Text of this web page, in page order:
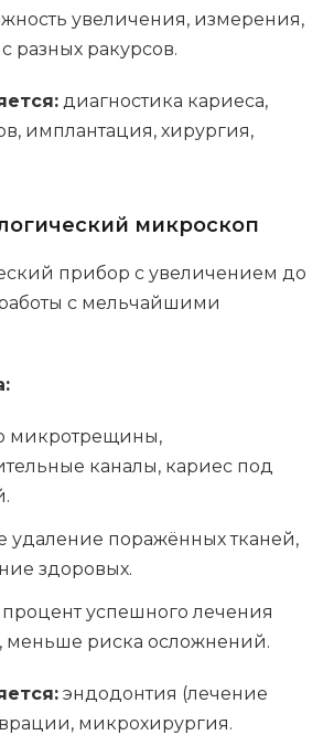
увеличения, измерения,
разных ракурсов.
диагностика кариеса,
имплантация, хирургия,
микроскоп
прибор с увеличением до
с мельчайшими
микротрещины,
каналы, кариес под
удаление поражённых тканей,
здоровых.
успешного лечения
меньше риска осложнений.
эндодонтия (лечение
микрохирургия.